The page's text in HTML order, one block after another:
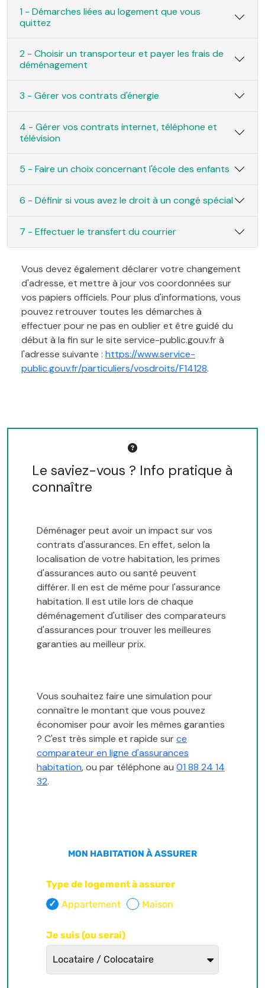
1 - Démarches liées au logement que vous
quittez
2 - Choisir un transporteur et payer les frais de
déménagement
3 - Gérer vos contrats d'énergie
4 - Gérer vos contrats internet, téléphone et
télévision
5 - Faire un choix concernant l'école des enfants
6 - Définir si vous avez le droit à un congé spécial
7 - Effectuer le transfert du courrier
Vous devez également déclarer votre changement
d'adresse, et mettre à jour vos coordonnées sur
vos papiers officiels. Pour plus d'informations, vous
pouvez retrouver toutes les démarches à
effectuer pour ne pas en oublier et être guidé du
début à la fin sur le site service-public.gouv.fr à
l'adresse suivante : https://www.service-
public.gouv.fr/particuliers/vosdroits/F14128.
Le saviez-vous ? Info pratique à
connaître
Déménager peut avoir un impact sur vos
contrats d'assurances. En effet, selon la
localisation de votre habitation, les primes
d'assurances auto ou santé peuvent
différer. Il en est de même pour l'assurance
habitation. Il est utile lors de chaque
déménagement d'utiliser des comparateurs
d'assurances pour trouver les meilleures
garanties au meilleur prix.
Vous souhaitez faire une simulation pour
connaître le montant que vous pouvez
économiser pour avoir les mêmes garanties
? C'est très simple et rapide surce
comparateur en ligne d'assurances
habitation, ou par téléphone au 01 88 24 14
32.